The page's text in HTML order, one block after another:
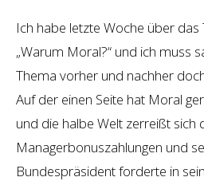
MEDIEN
LINKS
Ich habe letzte Woche über das
„Warum Moral?“ und ich muss
Thema vorher und nachher
Auf der einen Seite hat Moral
und die halbe Welt zerreißt sich
Managerbonuszahlungen und
Bundespräsident forderte in